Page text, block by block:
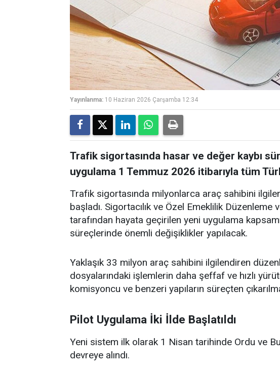
Yayınlanma: 10 Haziran 2026 Çarşamba 12:34
Trafik sigortasında hasar ve değer kaybı
uygulama 1 Temmuz 2026 itibarıyla tüm
Trafik sigortasında milyonlarca araç sahibini
başladı. Sigortacılık ve Özel Emeklilik
tarafından hayata geçirilen yeni uygulama
süreçlerinde önemli değişiklikler yapılacak.
Yaklaşık 33 milyon araç sahibini ilgilendiren
dosyalarındaki işlemlerin daha şeffaf ve hızlı
komisyoncu ve benzeri yapıların süreçten
Pilot Uygulama İki İlde Başlatıldı
Yeni sistem ilk olarak 1 Nisan tarihinde Ordu ve
devreye alındı.